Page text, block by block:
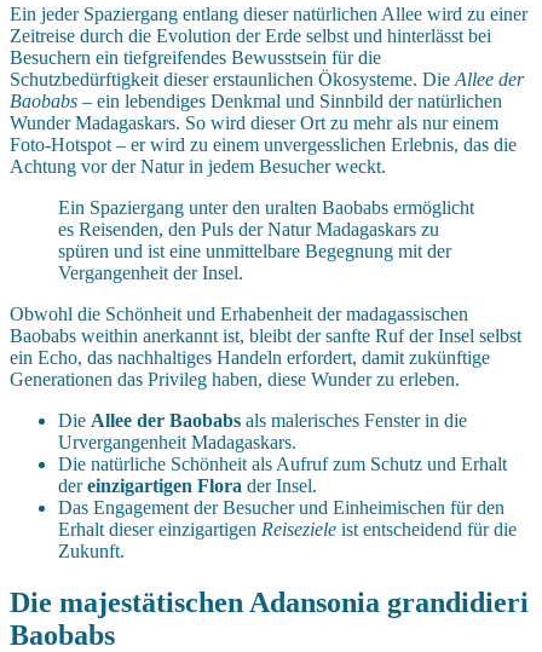
Ein jeder Spaziergang entlang dieser natürlichen Allee wird zu einer
Zeitreise durch die Evolution der Erde selbst und hinterlässt bei
Besuchern ein tiefgreifendes Bewusstsein für die
Schutzbedürftigkeit dieser erstaunlichen Ökosysteme. Die Allee der
Baobabs – ein lebendiges Denkmal und Sinnbild der natürlichen
Wunder Madagaskars. So wird dieser Ort zu mehr als nur einem
Foto-Hotspot – er wird zu einem unvergesslichen Erlebnis, das die
Achtung vor der Natur in jedem Besucher weckt.
Ein Spaziergang unter den uralten Baobabs ermöglicht
es Reisenden, den Puls der Natur Madagaskars zu
spüren und ist eine unmittelbare Begegnung mit der
Vergangenheit der Insel.
Obwohl die Schönheit und Erhabenheit der madagassischen
Baobabs weithin anerkannt ist, bleibt der sanfte Ruf der Insel selbst
ein Echo, das nachhaltiges Handeln erfordert, damit zukünftige
Generationen das Privileg haben, diese Wunder zu erleben.
Die Allee der Baobabs als malerisches Fenster in die
Urvergangenheit Madagaskars.
Die natürliche Schönheit als Aufruf zum Schutz und Erhalt
dereinzigartigen Flora der Insel.
Das Engagement der Besucher und Einheimischen für den
Erhalt dieser einzigartigen Reiseziele ist entscheidend für die
Zukunft.
Die majestätischen Adansonia grandidieri
Baobabs